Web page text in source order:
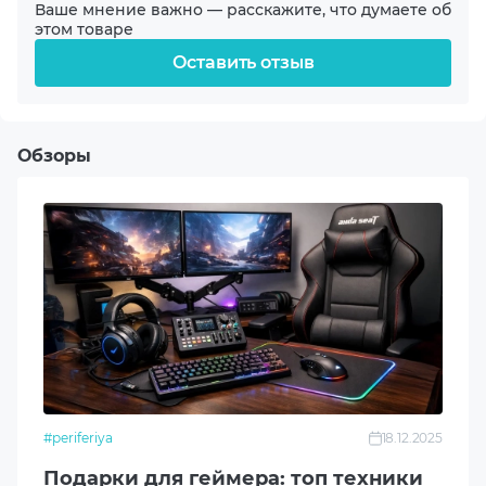
Пластик
Тип переключателей
Brown Switch
Количество клавиш
Цифровой блок
Нет
Интерфейс
USB
Наличие подсветки
Ваше мнение важно — расскажите, что думаете об
этом товаре
Оставить отзыв
Обзоры
#periferiya 18.12.2025
Подарки для геймера: топ техники